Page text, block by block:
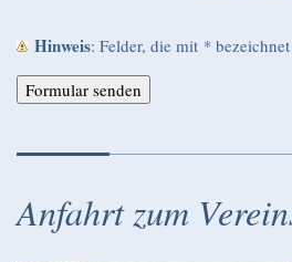
Hinweis : Felder, die mit *
Anfahrt zum